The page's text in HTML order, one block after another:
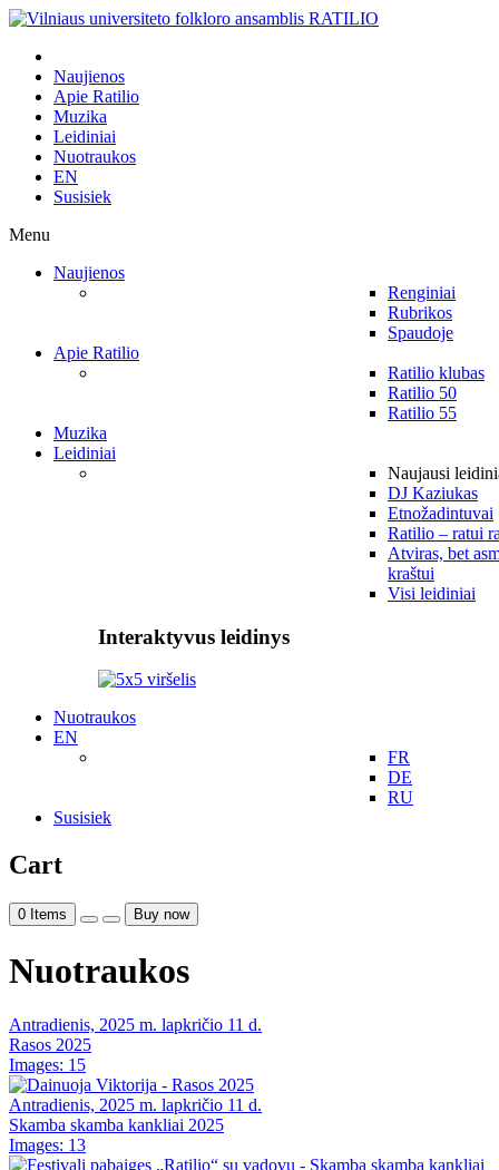
Naujienos
Apie Ratilio
Muzika
Leidiniai
Nuotraukos
EN
Susisiek
Menu
Naujienos
Renginiai
Rubrikos
Spaudoje
Apie Ratilio
Ratilio klubas
Ratilio 50
Ratilio 55
Muzika
Leidiniai
Naujausi
DJ Kaziukas
Etnožadintuvai
Ratilio – ratui
Atviras, bet
kraštui
Visi leidiniai
Interaktyvus leidinys
Nuotraukos
EN
FR
DE
RU
Susisiek
Cart
0 Items Buy now
Nuotraukos
Antradienis, 2025 m. lapkričio 11 d.
Rasos 2025
Images: 15
Antradienis, 2025 m. lapkričio 11 d.
Skamba skamba kankliai 2025
Images: 13